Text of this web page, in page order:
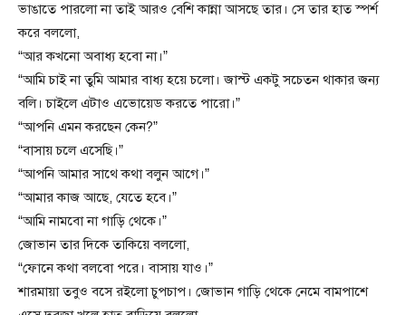
ভাঙাতে পারলো না তাই আরও বেশি কান্না আসছে তার। সে তার হাত স্পর্শ
করে বললো,
“আর কখনো অবাধ্য হবো না।”
“আমি চাই না তুমি আমার বাধ্য হয়ে চলো। জাস্ট একটু সচেতন থাকার জন্য
বলি। চাইলে এটাও এভোয়েড করতে পারো।”
“আপনি এমন করছেন কেন?”
“বাসায় চলে এসেছি।”
“আপনি আমার সাথে কথা বলুন আগে।”
“আমার কাজ আছে, যেতে হবে।”
“আমি নামবো না গাড়ি থেকে।”
জোভান তার দিকে তাকিয়ে বললো,
“ফোনে কথা বলবো পরে। বাসায় যাও।”
শারমায়া তবুও বসে রইলো চুপচাপ। জোভান গাড়ি থেকে নেমে বামপাশে